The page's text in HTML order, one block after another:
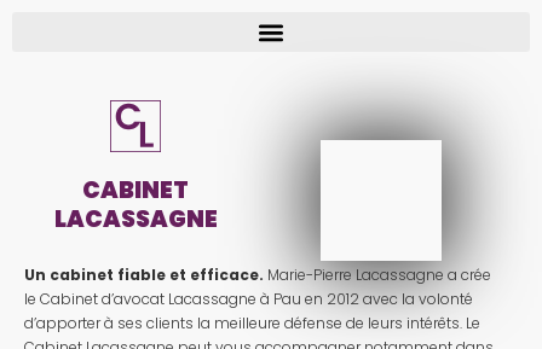
CABINET
LACASSAGNE
Un cabinet fiable et efficace. Marie-Pierre Lacassagne a crée
le Cabinet d’avocat Lacassagne à Pau en 2012 avec la volonté
d’apporter à ses clients la meilleure défense de leurs intérêts. Le